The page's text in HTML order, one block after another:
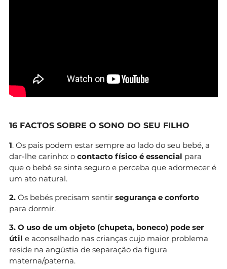
16 FACTOS SOBRE O SONO DO SEU FILHO
1. Os pais podem estar sempre ao lado do seu bebé, a
dar-lhe carinho: o contacto físico é essencial para
que o bebé se sinta seguro e perceba que adormecer é
um ato natural.
2. Os bebés precisam sentir segurança e conforto
para dormir.
3. O uso de um objeto (chupeta, boneco) pode ser
útil e aconselhado nas crianças cujo maior problema
reside na angústia de separação da figura
materna/paterna.